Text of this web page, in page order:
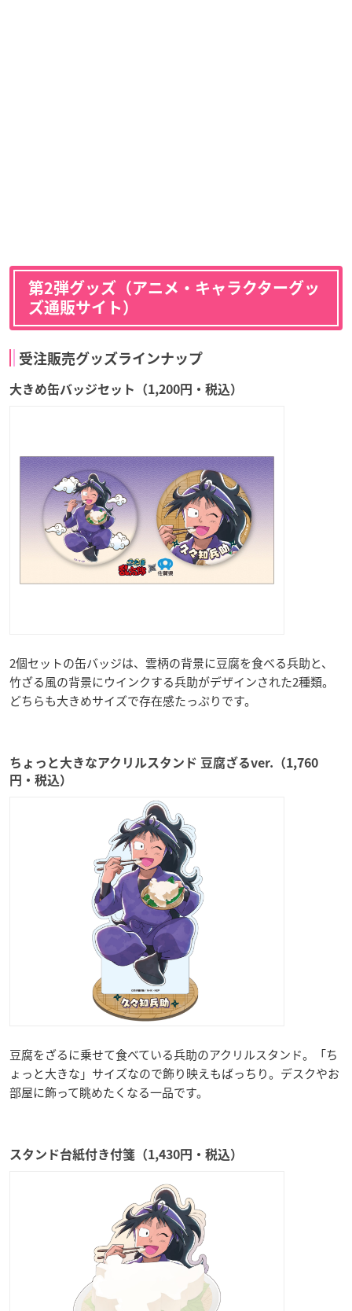
第2弾グッズ（アニメ・キャラクターグッ
ズ通販サイト）
受注販売グッズラインナップ
大きめ缶バッジセット（1,200円・税込）
2個セットの缶バッジは、雲柄の背景に豆腐を食べる兵助と、
竹ざる風の背景にウインクする兵助がデザインされた2種類。
どちらも大きめサイズで存在感たっぷりです。
ちょっと大きなアクリルスタンド 豆腐ざるver.（1,760
円・税込）
豆腐をざるに乗せて食べている兵助のアクリルスタンド。「ち
ょっと大きな」サイズなので飾り映えもばっちり。デスクやお
部屋に飾って眺めたくなる一品です。
スタンド台紙付き付箋（1,430円・税込）